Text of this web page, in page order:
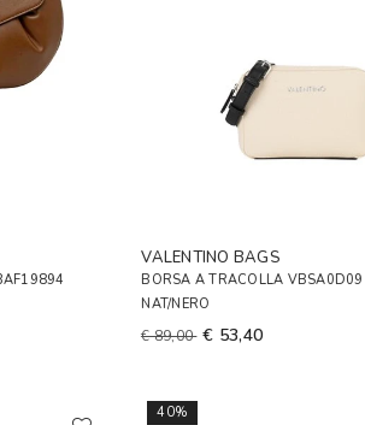
VALENTINO BAGS
BORSA A TRACOLLA
NAT/NERO
€ 89,00 € 53,40
40%